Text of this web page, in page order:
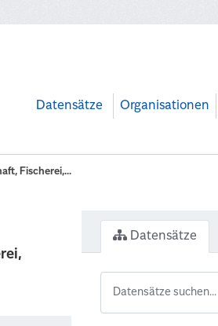
Datensätze Organisationen
Fischerei,...
Datensätze